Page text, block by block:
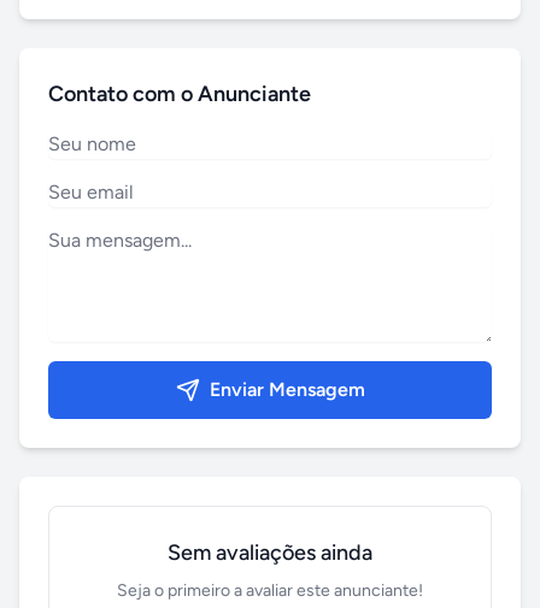
Contato com o Anunciante
Enviar Mensagem
Sem avaliações ainda
Seja o primeiro a avaliar este anunciante!